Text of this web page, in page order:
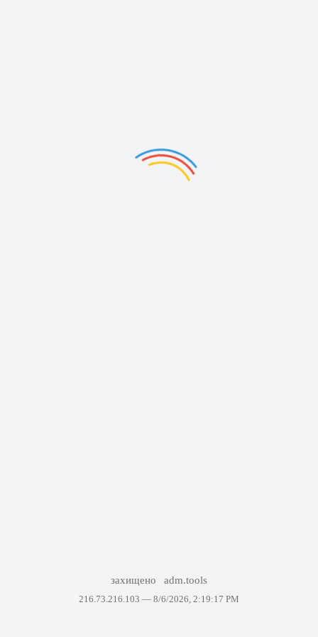
захищено adm.tools
216.73.216.103 — 8/6/2026, 2:19:17 PM